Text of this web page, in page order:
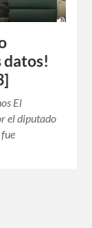
datos!
El
el diputado